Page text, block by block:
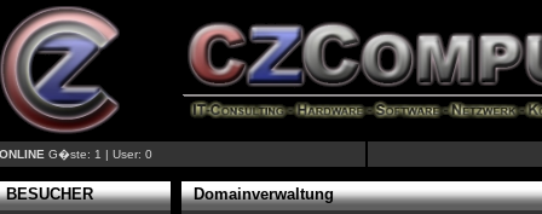
BESUCHER
G�ste: 1 | User: 0
Domainverwaltung